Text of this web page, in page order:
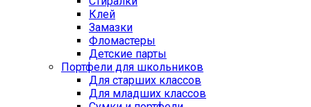
Клей
Замазки
Фломастеры
Детские парты
Портфели для школьников
Для старших классов
Для младших классов